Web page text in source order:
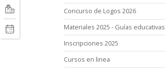
Concurso de Logos 2026
Materiales 2025 - Guías educativas
Inscripciones 2025
Cursos en linea